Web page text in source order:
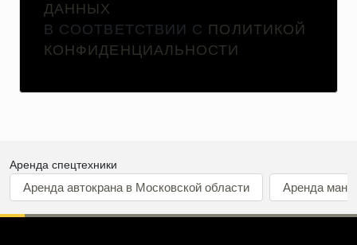
ДАННЫХ
В СООТВЕТСТВИИ С ПОЛИТИКОЙ
КОНФИДЕНЦИАЛЬНОСТИ
Аренда спецтехники
Аренда автокрана в Московской области Аренда